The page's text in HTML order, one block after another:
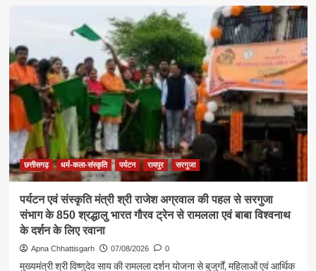
एकजुटता
सामाजिक
विकास
की
बड़ी
शक्ति
राजेश
अग्रवाल
छत्तीसगढ़ धर्म-कला-संस्कृति पर्यटन रायपुर सरगुजा
पर्यटन एवं संस्कृति मंत्री श्री राजेश अग्रवाल की पहल से सरगुजा
संभाग के 850 श्रद्धालु भारत गौरव ट्रेन से रामलला एवं बाबा विश्वनाथ
के दर्शन के लिए रवाना
Apna Chhattisgarh 07/08/2026 0
मुख्यमंत्री श्री विष्णुदेव साय की रामलला दर्शन योजना से बुजुर्गों, महिलाओं एवं आर्थिक